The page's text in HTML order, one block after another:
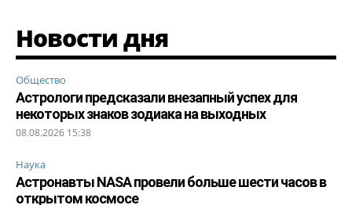
Новости дня
Общество
Астрологи предсказали внезапный успех для
некоторых знаков зодиака на выходных
08.08.2026 15:38
Наука
Астронавты NASA провели больше шести часов в
открытом космосе